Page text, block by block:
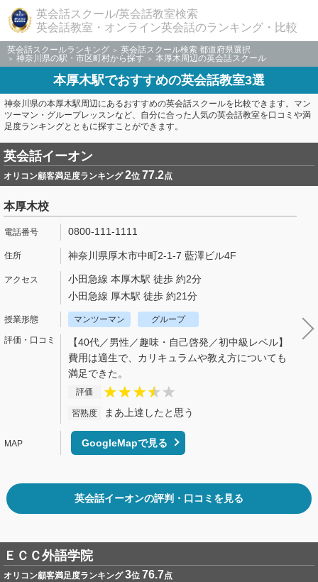
英会話スクール/英会話教室検索
英会話教室・オンライン英会話のランキング・比較
英会話スクールランキング
英会話スクール検索 都道府県選択
神奈川県の駅・市区町村から探す
本厚木周辺の英会話スクール
本厚木駅でおすすめの英会話教室3選
神奈川県の本厚木駅周辺にあるおすすめの英会話スクールを比較できます。マン
ツーマン・グループレッスンなど、自分に合った人気の英会話教室を口コミや満
足度ランキングとともに探すことができます。
英会話イーオン
オリコン顧客満足度ランキング2位 77.2点
本厚木校
0800-111-1111
神奈川県厚木市中町2-1-7 藍澤ビル4F
小田急線 本厚木駅 徒歩 約2分
小田急線 厚木駅 徒歩 約21分
マンツーマン グループ
【40代／男性／趣味・自己啓発／初中級レベル】
費用は適生で、カリキュラムや教え方についても
満足できた。
評価
習熟度 まあ上達したと思う
GoogleMapで見る
英会話イーオンの評判・口コミを見る
ＥＣＣ外語学院
オリコン顧客満足度ランキング3位 76.7点